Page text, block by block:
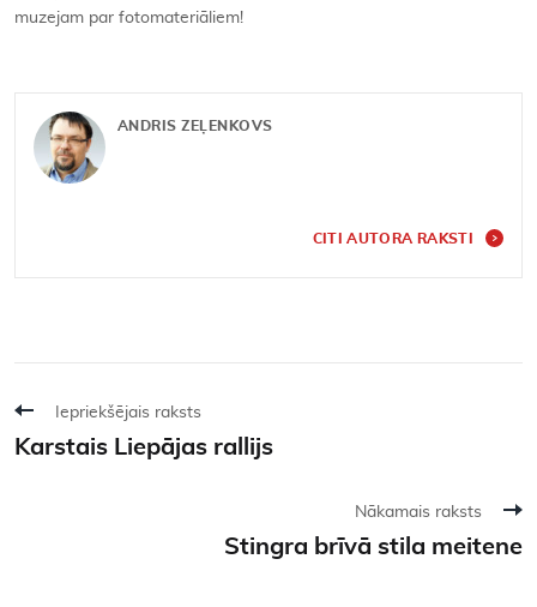
muzejam par fotomateriāliem!
ANDRIS ZEĻENKOVS
CITI AUTORA RAKSTI
Iepriekšējais raksts
Karstais Liepājas rallijs
Nākamais raksts
Stingra brīvā stila meitene